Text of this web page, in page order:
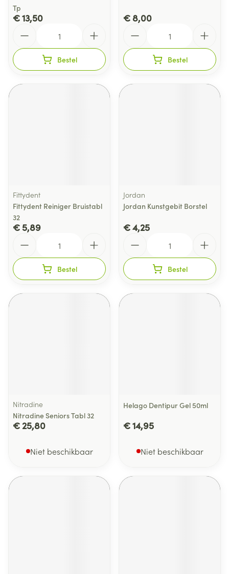
Tp
€ 13,50
Bestel
€ 8,00
Bestel
Fittydent
Fittydent Reiniger Bruistabl
32
€ 5,89
Bestel
Jordan
Jordan Kunstgebit Borstel
€ 4,25
Bestel
Nitradine
Nitradine Seniors Tabl 32
€ 25,80
Niet beschikbaar
Helago Dentipur Gel 50ml
€ 14,95
Niet beschikbaar